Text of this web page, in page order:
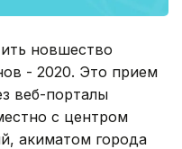
новшество
- 2020. Это прием
веб-порталы
с центром
акиматом города